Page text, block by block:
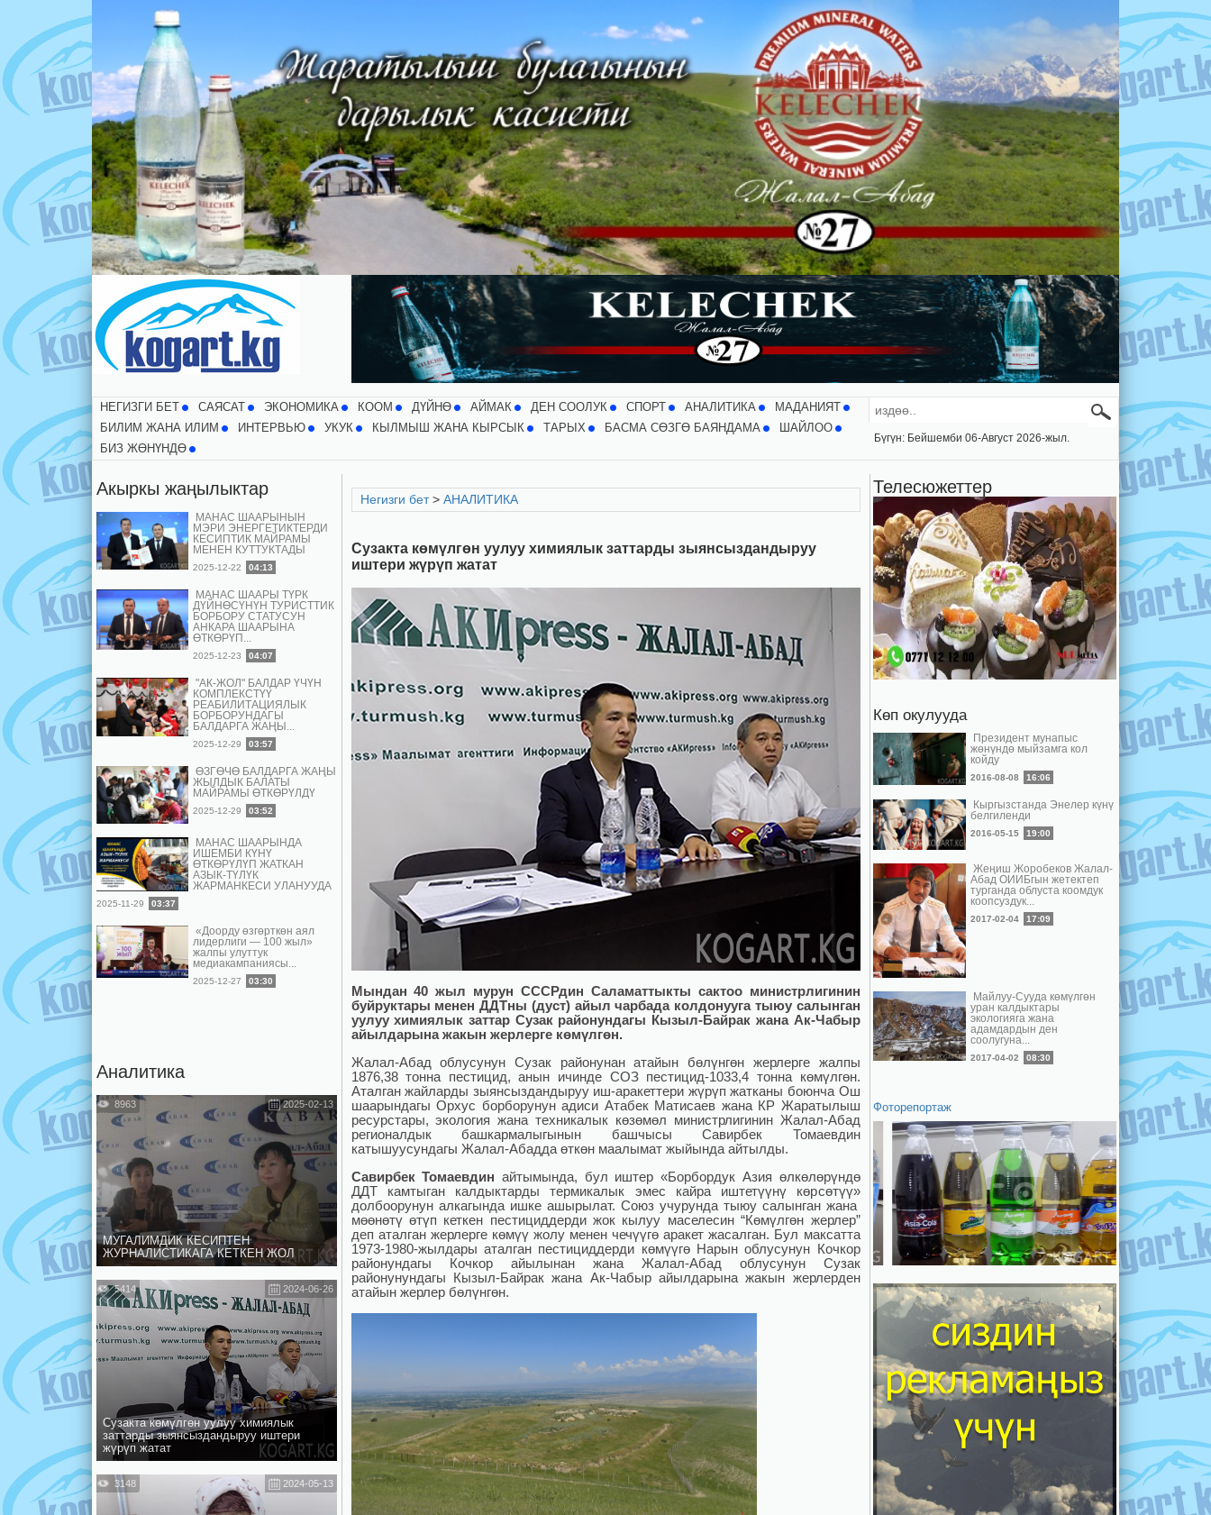
НЕГИЗГИ БЕТ CАЯСАТ ЭКОНОМИКА КООМ ДҮЙНӨ АЙМАК ДЕН СООЛУК СПОРТ АНАЛИТИКА
МАДАНИЯТ
БИЛИМ ЖАНА ИЛИМ
ИНТЕРВЬЮ УКУК КЫЛМЫШ ЖАНА КЫРСЫК ТАРЫХ БАСМА СӨЗГӨ БАЯНДАМА
ШАЙЛОО
БИЗ ЖӨНҮНДӨ
Бүгүн: Бейшемби 06-Август 2026-жыл.
Акыркы жаңылыктар
МАНАС ШААРЫНЫН
МЭРИ ЭНЕРГЕТИКТЕРДИ
КЕСИПТИК МАЙРАМЫ
МЕНЕН КУТТУКТАДЫ
2025-12-22 04:13
МАНАС ШААРЫ ТҮРК
ДҮЙНӨСҮНҮН ТУРИСТТИК
БОРБОРУ СТАТУСУН
АНКАРА ШААРЫНА
ӨТКӨРҮП...
2025-12-23 04:07
"АК-ЖОЛ" БАЛДАР ҮЧҮН
КОМПЛЕКСТҮҮ
РЕАБИЛИТАЦИЯЛЫК
БОРБОРУНДАГЫ
БАЛДАРГА ЖАҢЫ...
2025-12-29 03:57
ӨЗГӨЧӨ БАЛДАРГА ЖАҢЫ
ЖЫЛДЫК БАЛАТЫ
МАЙРАМЫ ӨТКӨРҮЛДҮ
2025-12-29 03:52
МАНАС ШААРЫНДА
ИШЕМБИ КҮНҮ
ӨТКӨРҮЛҮП ЖАТКАН
АЗЫК-ТҮЛҮК
ЖАРМАНКЕСИ УЛАНУУДА
2025-11-29 03:37
«Доорду өзгөрткөн аял
лидерлиги — 100 жыл»
жалпы улуттук
медиакампаниясы...
2025-12-27 03:30
Аналитика
2025-02-13
8963
МУГАЛИМДИК КЕСИПТЕН
ЖУРНАЛИСТИКАГА КЕТКЕН ЖОЛ
2024-06-26
5414
Сузакта көмүлгөн уулуу химиялык
заттарды зыянсыздандыруу иштери
жүрүп жатат
2024-05-13
3148
Негизги бет> АНАЛИТИКА
Сузакта көмүлгөн уулуу химиялык заттарды зыянсыздандыруу
иштери жүрүп жатат
Мындан 40 жыл мурун СССРдин Саламаттыкты сактоо министрлигинин
буйруктары менен ДДТны (дуст) айыл чарбада колдонууга тыюу салынган
уулуу химиялык заттар Сузак районундагы Кызыл-Байрак жана Ак-Чабыр
айылдарына жакын жерлерге көмүлгөн.
Жалал-Абад облусунун Сузак районунан атайын бөлүнгөн жерлерге жалпы
1876,38 тонна пестицид, анын ичинде СОЗ пестицид-1033,4 тонна көмүлгөн.
Аталган жайларды зыянсыздандыруу иш-аракеттери жүрүп жатканы боюнча Ош
шаарындагы Орхус борборунун адиси Атабек Матисаев жана КР Жаратылыш
ресурстары, экология жана техникалык көзөмөл министрлигинин Жалал-Абад
регионалдык башкармалыгынын башчысы Савирбек Томаевдин
катышуусундагы Жалал-Абадда өткөн маалымат жыйында айтылды.
Савирбек Томаевдин айтымында, бул иштер «Борбордук Азия өлкөлөрүндө
ДДТ камтыган калдыктарды термикалык эмес кайра иштетүүнү көрсөтүү»
долбоорунун алкагында ишке ашырылат. Союз учурунда тыюу салынган жана
мөөнөтү өтүп кеткен пестициддерди жок кылуу маселесин “Көмүлгөн жерлер”
деп аталган жерлерге көмүү жолу менен чечүүгө аракет жасалган. Бул максатта
1973-1980-жылдары аталган пестициддерди көмүүгө Нарын облусунун Кочкор
районундагы Кочкор айылынан жана Жалал-Абад облусунун Сузак
районунундагы Кызыл-Байрак жана Ак-Чабыр айылдарына жакын жерлерден
атайын жерлер бөлүнгөн.
Телесюжеттер
Көп окулууда
Президент мунапыс
жөнүндө мыйзамга кол
койду
2016-08-08 16:06
Кыргызстанда Энелер күнү
белгиленди
2016-05-15 19:00
Жеңиш Жоробеков Жалал-
Абад ОИИБгын жетектеп
турганда облуста коомдук
коопсуздук...
2017-02-04 17:09
Майлуу-Сууда көмүлгөн
уран калдыктары
экологияга жана
адамдардын ден
соолугуна...
2017-04-02 08:30
Фоторепортаж